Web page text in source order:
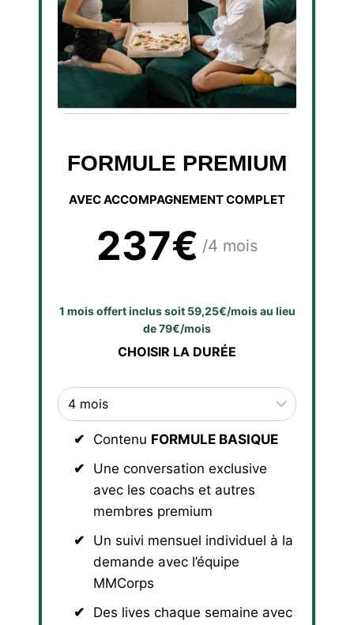
FORMULE PREMIUM
AVEC ACCOMPAGNEMENT COMPLET
237€ /4 mois
1 mois offert inclus soit 59,25€/mois au lieu
de 79€/mois
CHOISIR LA DURÉE
Contenu FORMULE BASIQUE
Une conversation exclusive
avec les coachs et autres
membres premium
Un suivi mensuel individuel à la
demande avec l’équipe
MMCorps
Des lives chaque semaine avec